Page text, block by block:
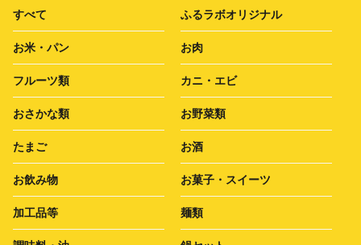
すべて ふるラボオリジナル
お米・パン お肉
フルーツ類 カニ・エビ
おさかな類 お野菜類
たまご お酒
お飲み物 お菓子・スイーツ
加工品等 麺類